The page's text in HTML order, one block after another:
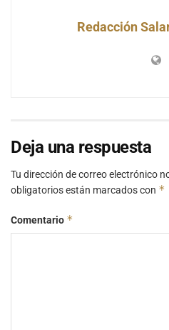
Redacción
Deja una respuesta
Tu dirección de correo electrónico
obligatorios están marcados con *
Comentario *